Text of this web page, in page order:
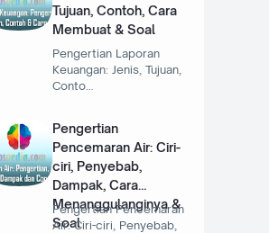
Tujuan, Contoh, Cara
Membuat & Soal
Pengertian Laporan
Keuangan: Jenis, Tujuan,
Conto…
Pengertian
Pencemaran Air: Ciri-
ciri, Penyebab,
Dampak, Cara
Menanggulanginya &
Soal
Pengertian Pencemaran
Air: Ciri-ciri, Penyebab,